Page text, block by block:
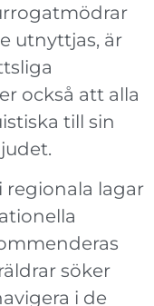
utnyttjas, är
också att alla
till sin
regionala lagar
söker
i de